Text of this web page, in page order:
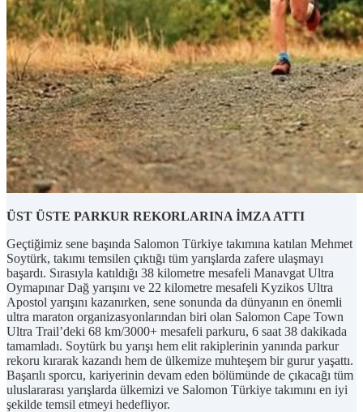
ÜST ÜSTE PARKUR REKORLARINA İMZA ATTI
Geçtiğimiz sene başında Salomon Türkiye takımına katılan Mehmet
Soytürk, takımı temsilen çıktığı tüm yarışlarda zafere ulaşmayı
başardı. Sırasıyla katıldığı 38 kilometre mesafeli Manavgat Ultra
Oymapınar Dağ yarışını ve 22 kilometre mesafeli Kyzikos Ultra
Apostol yarışını kazanırken, sene sonunda da dünyanın en önemli
ultra maraton organizasyonlarından biri olan Salomon Cape Town
Ultra Trail’deki 68 km/3000+ mesafeli parkuru, 6 saat 38 dakikada
tamamladı. Soytürk bu yarışı hem elit rakiplerinin yanında parkur
rekoru kırarak kazandı hem de ülkemize muhteşem bir gurur yaşattı.
Başarılı sporcu, kariyerinin devam eden bölümünde de çıkacağı tüm
uluslararası yarışlarda ülkemizi ve Salomon Türkiye takımını en iyi
şekilde temsil etmeyi hedefliyor.